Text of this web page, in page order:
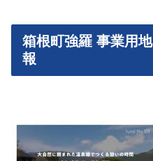
箱根町強羅 事業用
報